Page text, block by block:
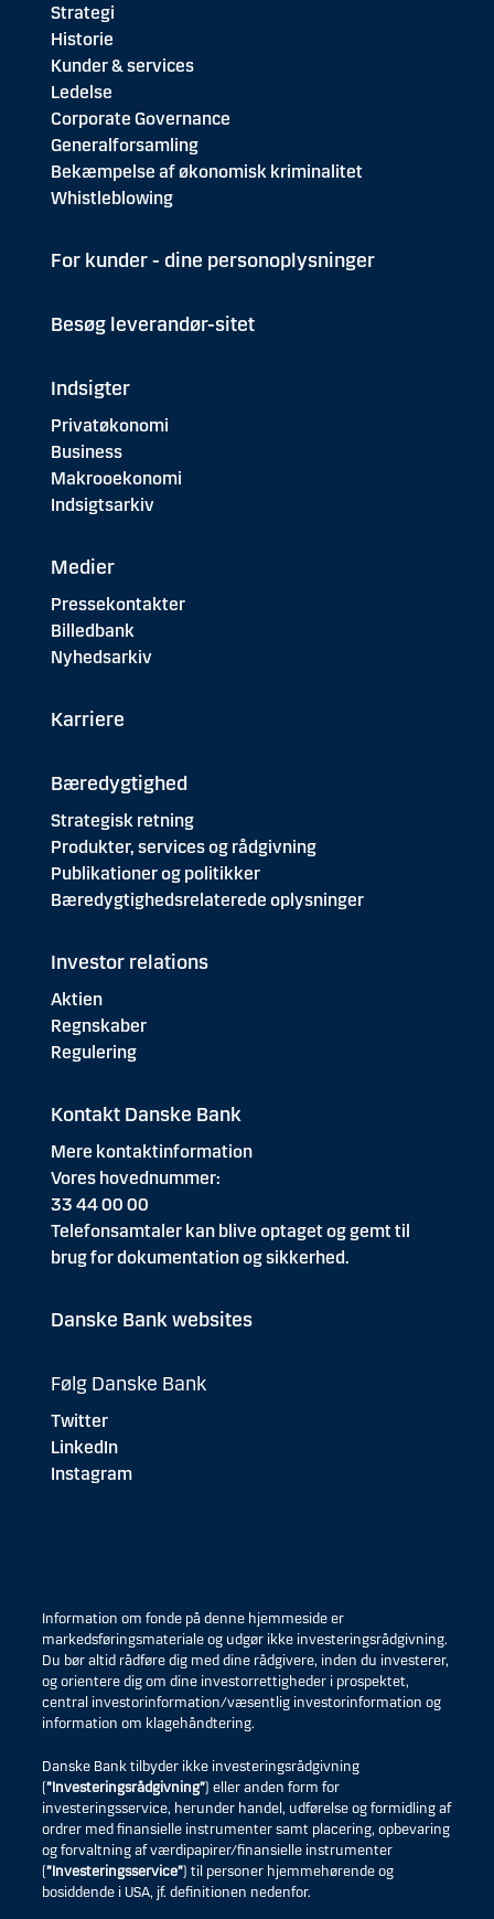
Strategi
Historie
Kunder & services
Ledelse
Corporate Governance
Generalforsamling
Bekæmpelse af økonomisk kriminalitet
Whistleblowing
For kunder - dine personoplysninger
Besøg leverandør-sitet
Indsigter
Privatøkonomi
Business
Makrooekonomi
Indsigtsarkiv
Medier
Pressekontakter
Billedbank
Nyhedsarkiv
Karriere
Bæredygtighed
Strategisk retning
Produkter, services og rådgivning
Publikationer og politikker
Bæredygtighedsrelaterede oplysninger
Investor relations
Aktien
Regnskaber
Regulering
Kontakt Danske Bank
Mere kontaktinformation
Vores hovednummer:
33 44 00 00
Telefonsamtaler kan blive optaget og gemt til
brug for dokumentation og sikkerhed.
Danske Bank websites
Følg Danske Bank
Twitter
LinkedIn
Instagram
Information om fonde på denne hjemmeside er
markedsføringsmateriale og udgør ikke investeringsrådgivning.
Du bør altid rådføre dig med dine rådgivere, inden du investerer,
og orientere dig om dine investorrettigheder i prospektet,
central investorinformation/væsentlig investorinformation og
information om klagehåndtering.
Danske Bank tilbyder ikke investeringsrådgivning
(”Investeringsrådgivning”) eller anden form for
investeringsservice, herunder handel, udførelse og formidling af
ordrer med finansielle instrumenter samt placering, opbevaring
og forvaltning af værdipapirer/finansielle instrumenter
(”Investeringsservice”) til personer hjemmehørende og
bosiddende i USA, jf. definitionen nedenfor.